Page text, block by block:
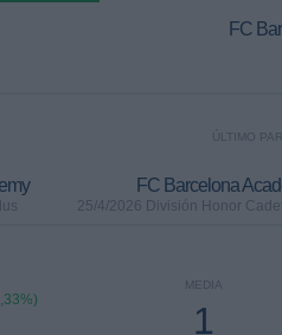
FC
ÚLTIMO
FC Barcelona
25/4/2026 División Honor
MEDIA
1